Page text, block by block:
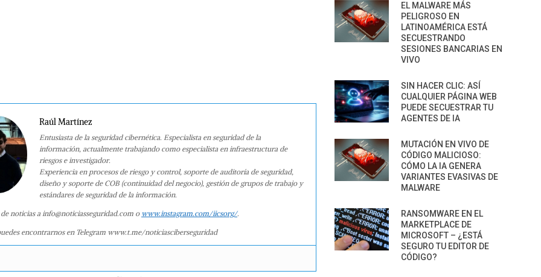
Raúl Martínez
Entusiasta de la seguridad cibernética. Especialista en seguridad de la
información, actualmente trabajando como especialista en infraestructura de
riesgos e investigador.
Experiencia en procesos de riesgo y control, soporte de auditoría de seguridad,
diseño y soporte de COB (continuidad del negocio), gestión de grupos de trabajo y
estándares de seguridad de la información.
noticias a info@noticiasseguridad.com o www.instagram.com/iicsorg/.
encontrarnos en Telegram www.t.me/noticiasciberseguridad
EL MALWARE MÁS
PELIGROSO EN
LATINOAMÉRICA ESTÁ
SECUESTRANDO
SESIONES BANCARIAS EN
VIVO
SIN HACER CLIC: ASÍ
CUALQUIER PÁGINA WEB
PUEDE SECUESTRAR TU
AGENTES DE IA
MUTACIÓN EN VIVO DE
CÓDIGO MALICIOSO:
CÓMO LA IA GENERA
VARIANTES EVASIVAS DE
MALWARE
RANSOMWARE EN EL
MARKETPLACE DE
MICROSOFT – ¿ESTÁ
SEGURO TU EDITOR DE
CÓDIGO?